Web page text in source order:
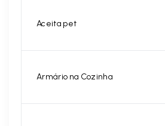
Aceita pet
Armário na Cozinha